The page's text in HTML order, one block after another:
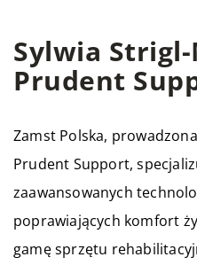
Sylwia
Prudent
Zamst Polska,
Prudent Support,
zaawansowanych
poprawiających komfort
gamę sprzętu